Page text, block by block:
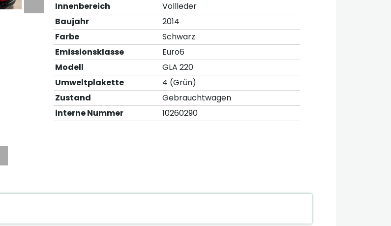
Innenbereich
Vollleder
Baujahr
2014
Farbe
Schwarz
Emissionsklasse
Euro6
Modell
GLA 220
Umweltplakette
4 (Grün)
Zustand
Gebrauchtwagen
interne Nummer
10260290